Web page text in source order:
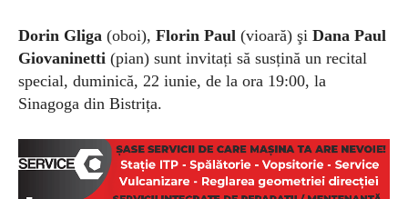
Dorin Gliga (oboi), Florin Paul (vioară) şi Dana Paul
Giovaninetti (pian) sunt invitați să susțină un recital
special, duminică, 22 iunie, de la ora 19:00, la
Sinagoga din Bistrița.